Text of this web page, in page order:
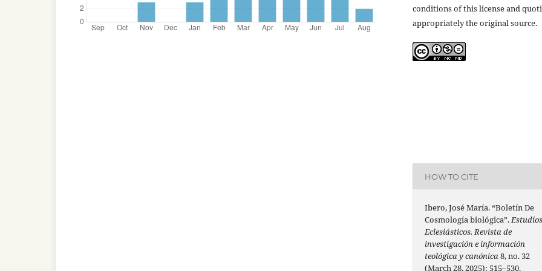
conditions of this license and
appropriately the original source.
HOW TO CITE
Ibero, José María. “Boletín De
Cosmología biológica”.Estudios
Eclesiásticos. Revista de
investigación e información
teológica y canónica8, no. 32
(March 28, 2025): 515–530.